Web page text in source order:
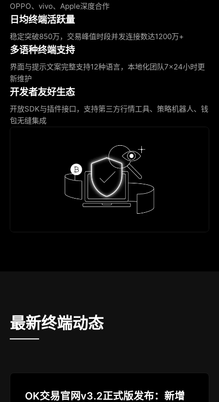
OPPO、vivo、Apple深度合作
日均终端活跃量
稳定突破850万，交易峰值时段并发连接数达1200万+
多语种终端支持
界面与提示文案完整支持12种语言，本地化团队7×24小时更
新维护
开发者友好生态
开放SDK与插件接口，支持第三方行情工具、策略机器人、钱
包无缝集成
最新终端动态
OK交易官网v3.2正式版发布：新增